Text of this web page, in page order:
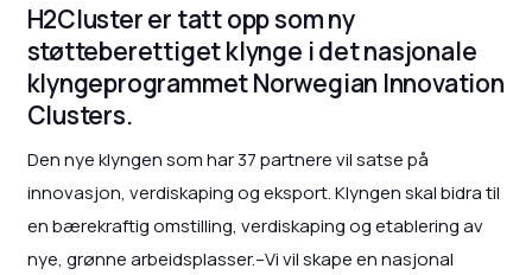
H2Cluster er tatt opp som ny
støtteberettiget klynge i det nasjonale
klyngeprogrammet Norwegian Innovation
Clusters.
Den nye klyngen som har 37 partnere vil satse på
innovasjon, verdiskaping og eksport. Klyngen skal bidra til
en bærekraftig omstilling, verdiskaping og etablering av
nye, grønne arbeidsplasser.–Vi vil skape en nasjonal